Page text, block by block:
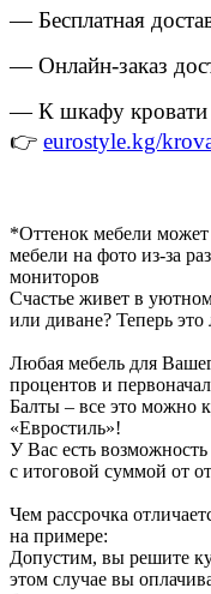
— Бесплатная
— Онлайн-заказ
— К шкафу кровати
👉 eurostyle.kg/
*Оттенок мебели может
мебели на фото из-за
мониторов
Счастье живет в
или диване? Теперь это
Любая мебель для
процентов и
Балты – все это можно
«Евростиль»!
У Вас есть возможность
с итоговой суммой от
Чем рассрочка
на примере:
Допустим, вы решите
этом случае вы